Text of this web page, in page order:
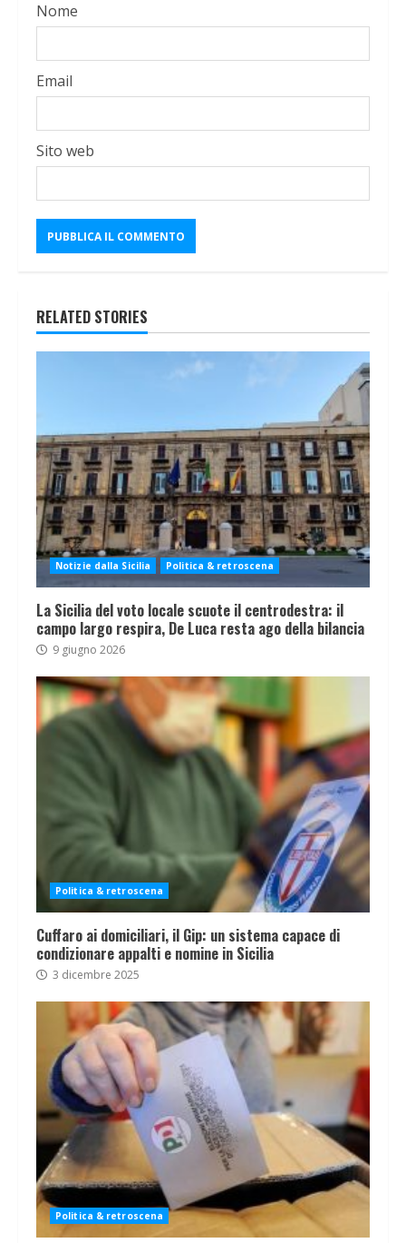
Nome
Email
Sito web
RELATED STORIES
Notizie dalla Sicilia Politica & retroscena
La Sicilia del voto locale scuote il centrodestra: il
campo largo respira, De Luca resta ago della bilancia
9 giugno 2026
Politica & retroscena
Cuffaro ai domiciliari, il Gip: un sistema capace di
condizionare appalti e nomine in Sicilia
3 dicembre 2025
Politica & retroscena